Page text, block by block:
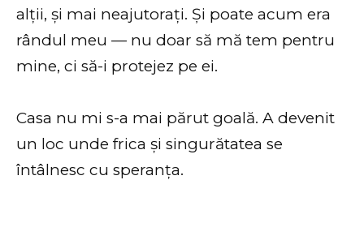
alții, și mai neajutorați. Și poate acum era
rândul meu — nu doar să mă tem pentru
mine, ci să-i protejez pe ei.
Casa nu mi s-a mai părut goală. A devenit
un loc unde frica și singurătatea se
întâlnesc cu speranța.